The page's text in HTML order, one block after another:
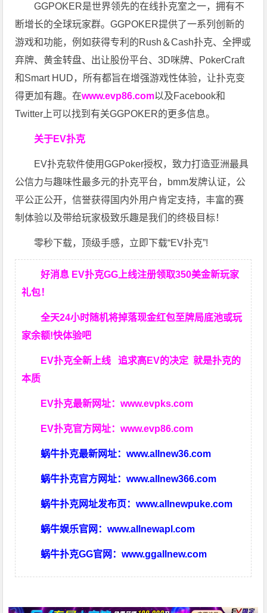
GGPOKER是世界领先的在线扑克室之一，拥有不
断增长的全球玩家群。GGPOKER提供了一系列创新的
游戏和功能，例如获得专利的Rush＆Cash扑克、全押或
弃牌、黄金转盘、出让股份平台、3D咪牌、PokerCraft
和Smart HUD，所有都旨在增强游戏性体验，让扑克变
得更加有趣。在www.evp86.com以及Facebook和
Twitter上可以找到有关GGPOKER的更多信息。
关于EV扑克
EV扑克软件使用GGPoker授权，致力打造亚洲最具
公信力与趣味性最多元的扑克平台，bmm发牌认证，公
平公正公开，信誉获得国内外用户肯定支持，丰富的赛
制体验以及带给玩家极致乐趣是我们的终极目标！
零秒下载，顶级手感，立即下载“EV扑克”!
好消息 EV扑克GG上线注册领取350美金新玩家
礼包！
全天24小时随机将掉落现金红包至牌局底池或玩
家余额!快体验吧
EV扑克全新上线 追求高EV 的决定就是扑克的
本质
EV扑克最新网址：www.evpks.com
EV扑克官方网址：www.evp86.com
蜗牛扑克最新网址：www.allnew36.com
蜗牛扑克官方网址：www.allnew366.com
蜗牛扑克网址发布页：www.allnewpuke.com
蜗牛娱乐官网：www.allnewapl.com
蜗牛扑克GG官网：www.ggallnew.com